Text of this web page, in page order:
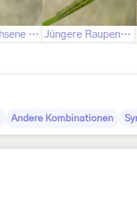
Ausgewachsene Raupe Jüngere Raupenstadien
Andere Kombinationen